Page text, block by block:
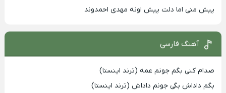
پیش منی اما دلت پیش اونه مهدی احمدوند
آهنگ فارسی
صدام کنی بگم جونم عمه (ترند اینستا)
بگم داداش بگی جونم داداش (ترند اینستا)